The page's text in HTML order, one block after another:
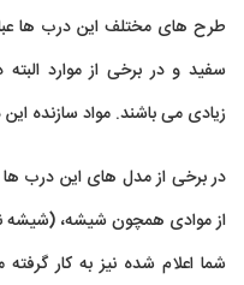
طرح های مختلف این درب ها
سفید و در برخی از موارد
زیادی می باشند. مواد سازنده
در برخی از مدل های این درب
از موادی همچون شیشه، (شیشه
شما اعلام شده نیز به کار